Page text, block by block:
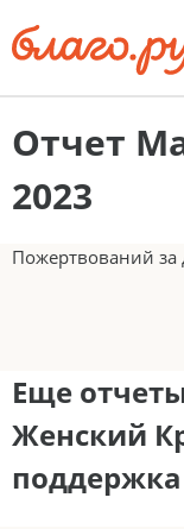
Отчет
2023
Пожертвований
Еще
Женский